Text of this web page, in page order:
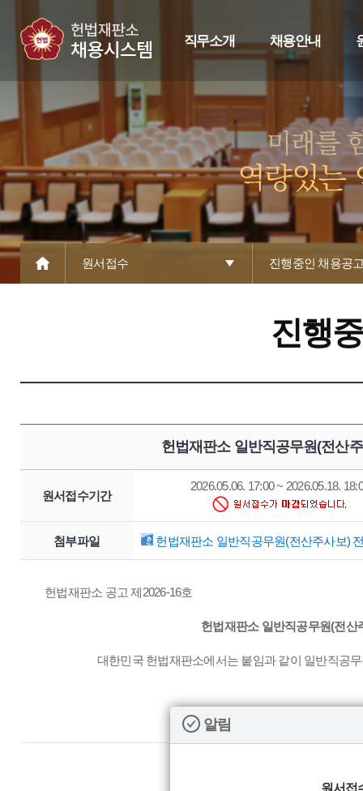
직무소개 채용안내
원서접수 진행중인 채용공
진행
헌법재판소 일반직공무원(전산
원서접수기간
2026.05.06. 17:00 ~ 2026.05.18.
첨부파일 헌법재판소 일반직공무원(전산주사보)
헌법재판소 공고 제2026-16호
헌법재판소 일반직공무원(전산
대한민국 헌법재판소에서는 붙임과 같이 일반직공
알림
원서접